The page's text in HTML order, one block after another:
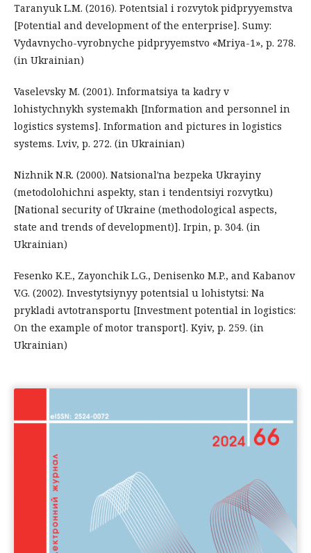
Taranyuk L.M. (2016). Potentsial i rozvytok pidpryyemstva
[Potential and development of the enterprise]. Sumy:
Vydavnycho-vyrobnyche pidpryyemstvo «Mriya-1», p. 278.
(in Ukrainian)
Vaselevsky M. (2001). Informatsiya ta kadry v
lohistychnykh systemakh [Information and personnel in
logistics systems]. Information and pictures in logistics
systems. Lviv, p. 272. (in Ukrainian)
Nizhnik N.R. (2000). Natsionalʹna bezpeka Ukrayiny
(metodolohichni aspekty, stan i tendentsiyi rozvytku)
[National security of Ukraine (methodological aspects,
state and trends of development)]. Irpin, p. 304. (in
Ukrainian)
Fesenko K.E., Zayonchik L.G., Denisenko M.P., and Kabanov
V.G. (2002). Investytsiynyy potentsial u lohistytsi: Na
prykladi avtotransportu [Investment potential in logistics:
On the example of motor transport]. Kyiv, p. 259. (in
Ukrainian)